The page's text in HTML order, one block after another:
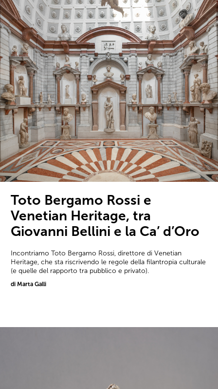
Toto Bergamo Rossi e
Venetian Heritage, tra
Giovanni Bellini e la Ca’ d’Oro
Incontriamo Toto Bergamo Rossi, direttore di Venetian
Heritage, che sta riscrivendo le regole della filantropia culturale
(e quelle del rapporto tra pubblico e privato).
di Marta Galli